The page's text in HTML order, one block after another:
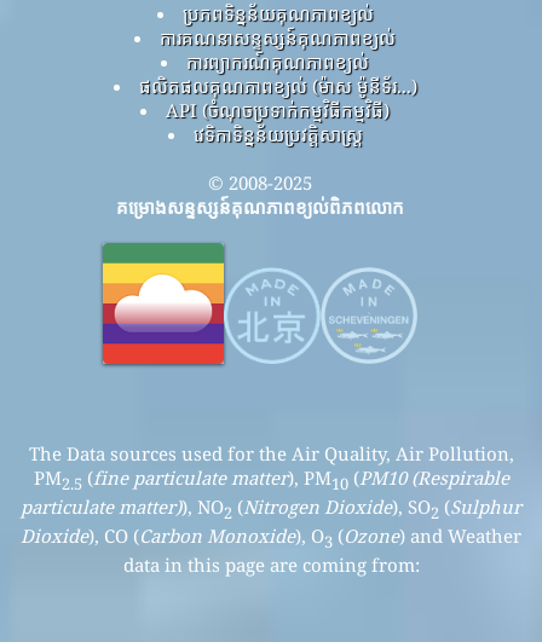
ប្រភពទិន្នន័យគុណភាពខ្យល់
ការគណនាសន្ទស្សន៍គុណភាពខ្យល់
ការព្យាករណ៍គុណភាពខ្យល់
ផលិតផលគុណភាពខ្យល់ (ម៉ាស ម៉ូនីទ័រ...)
API (ចំណុចប្រទាក់កម្មវិធីកម្មវិធី)
វេទិកាទិន្នន័យប្រវត្តិសាស្ត្រ
© 2008-2025
គម្រោងសន្ទស្សន៍គុណភាពខ្យល់ពិភពលោក
The Data sources used for the Air Quality, Air Pollution,
PM2.5 (fine particulate matter), PM10(PM10 (Respirable
particulate matter)), NO2 (Nitrogen Dioxide), SO2 (Sulphur
Dioxide), CO (Carbon Monoxide), O3 (Ozone) and Weather
data in this page are coming from: